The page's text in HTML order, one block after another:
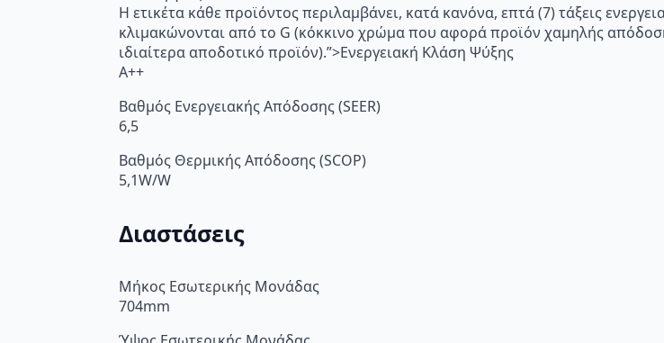
Η ετικέτα κάθε προϊόντος περιλαμβάνει, κατά κανόνα, επτά (7) τάξεις
κλιμακώνονται από το G (κόκκινο χρώμα που αφορά προϊόν χαμηλής
ιδιαίτερα αποδοτικό προϊόν).”>Ενεργειακή Κλάση Ψύξης
A++
Βαθμός Ενεργειακής Απόδοσης (SEER)
6,5
Βαθμός Θερμικής Απόδοσης (SCOP)
5,1W/W
Διαστάσεις
Μήκος Εσωτερικής Μονάδας
704mm